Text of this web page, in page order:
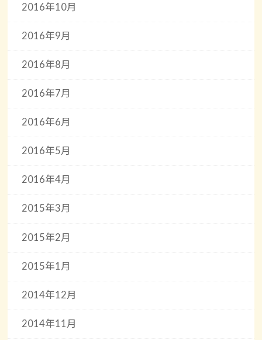
2016年10月
2016年9月
2016年8月
2016年7月
2016年6月
2016年5月
2016年4月
2015年3月
2015年2月
2015年1月
2014年12月
2014年11月